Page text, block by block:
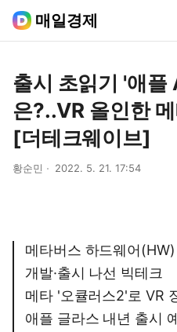
매일경제
출시 초읽기 '애플
은?..VR 올인한
[더테크웨이브]
황순민 2022. 5. 21. 17:54
메타버스 하드웨어(HW)
개발·출시 나선 빅테크
메타 '오큘러스2'로 VR
애플 글라스 내년 출시